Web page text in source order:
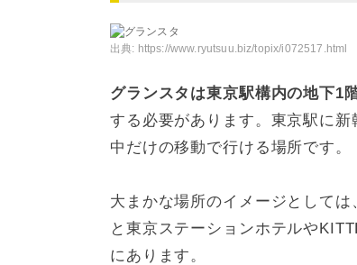
出典: https://www.ryutsuu.biz/topix/i072517.html
グランスタは東京駅構内の地下1
する必要があります。東京駅に
中だけの移動で行ける場所です。
大まかな場所のイメージとして
と東京ステーションホテルや
にあります。